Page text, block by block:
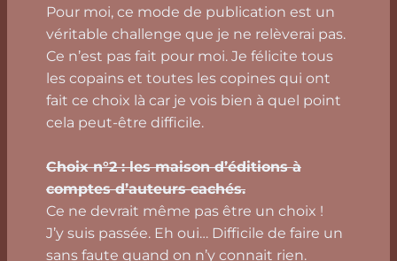
Pour moi, ce mode de publication est un
véritable challenge que je ne relèverai pas.
Ce n’est pas fait pour moi. Je félicite tous
les copains et toutes les copines qui ont
fait ce choix là car je vois bien à quel point
cela peut-être difficile.
Choix n°2 : les maison d’éditions à
comptes d’auteurs cachés.
Ce ne devrait même pas être un choix !
J’y suis passée. Eh oui… Difficile de faire un
sans faute quand on n’y connait rien.